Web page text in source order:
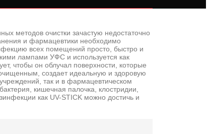
методов очистки зачастую недостаточно
и фармацевтики необходимо
всех помещений просто, быстро и
лампами УФС и используется как
чтобы он облучал поверхности, которые
создает идеальную и здоровую
так и в фармацевтическом
кишечная палочка, клостридии,
как UV-STICK можно достичь и